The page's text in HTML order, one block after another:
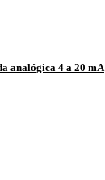
analógica 4 a 20 mA